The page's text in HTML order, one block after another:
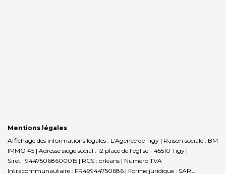
Mentions légales
Affichage des informations légales : L'Agence de Tigy | Raison sociale : BM
IMMO 45 | Adresse siège social : 12 place de l'église - 45510 Tigy |
Siret : 94475068600015 | RCS : orleans | Numero TVA
Intracommunautaire : FR49944750686 | Forme juridique : SARL |